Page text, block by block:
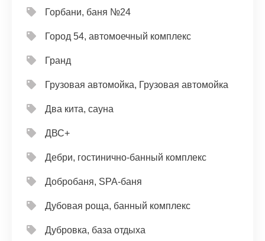
Горбани, баня №24
Город 54, автомоечный комплекс
Гранд
Грузовая автомойка, Грузовая автомойка
Два кита, сауна
ДВС+
Дебри, гостинично-банный комплекс
Добробаня, SPA-баня
Дубовая роща, банный комплекс
Дубровка, база отдыха